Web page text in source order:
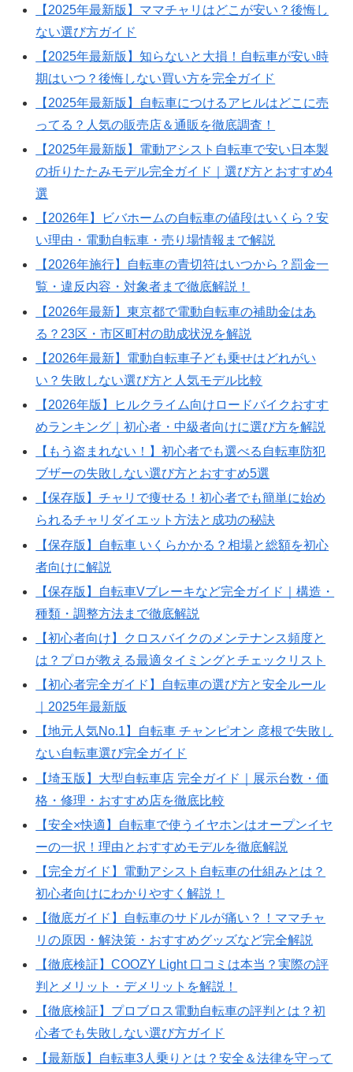
【2025年最新版】ママチャリはどこが安い？後悔し
ない選び方ガイド
【2025年最新版】知らないと大損！自転車が安い時
期はいつ？後悔しない買い方を完全ガイド
【2025年最新版】自転車につけるアヒルはどこに売
ってる？人気の販売店＆通販を徹底調査！
【2025年最新版】電動アシスト自転車で安い日本製
の折りたたみモデル完全ガイド｜選び方とおすすめ4
選
【2026年】ビバホームの自転車の値段はいくら？安
い理由・電動自転車・売り場情報まで解説
【2026年施行】自転車の青切符はいつから？罰金一
覧・違反内容・対象者まで徹底解説！
【2026年最新】東京都で電動自転車の補助金はあ
る？23区・市区町村の助成状況を解説
【2026年最新】電動自転車子ども乗せはどれがい
い？失敗しない選び方と人気モデル比較
【2026年版】ヒルクライム向けロードバイクおすす
めランキング｜初心者・中級者向けに選び方を解説
【もう盗まれない！】初心者でも選べる自転車防犯
ブザーの失敗しない選び方とおすすめ5選
【保存版】チャリで痩せる！初心者でも簡単に始め
られるチャリダイエット方法と成功の秘訣
【保存版】自転車 いくらかかる？相場と総額を初心
者向けに解説
【保存版】自転車Vブレーキなど完全ガイド｜構造・
種類・調整方法まで徹底解説
【初心者向け】クロスバイクのメンテナンス頻度と
は？プロが教える最適タイミングとチェックリスト
【初心者完全ガイド】自転車の選び方と安全ルール
｜2025年最新版
【地元人気No.1】自転車 チャンピオン 彦根で失敗し
ない自転車選び完全ガイド
【埼玉版】大型自転車店 完全ガイド｜展示台数・価
格・修理・おすすめ店を徹底比較
【安全×快適】自転車で使うイヤホンはオープンイヤ
ーの一択！理由とおすすめモデルを徹底解説
【完全ガイド】電動アシスト自転車の仕組みとは？
初心者向けにわかりやすく解説！
【徹底ガイド】自転車のサドルが痛い？！ママチャ
リの原因・解決策・おすすめグッズなど完全解説
【徹底検証】COOZY Light 口コミは本当？実際の評
判とメリット・デメリットを解説！
【徹底検証】プロブロス電動自転車の評判とは？初
心者でも失敗しない選び方ガイド
【最新版】自転車3人乗りとは？安全＆法律を守って